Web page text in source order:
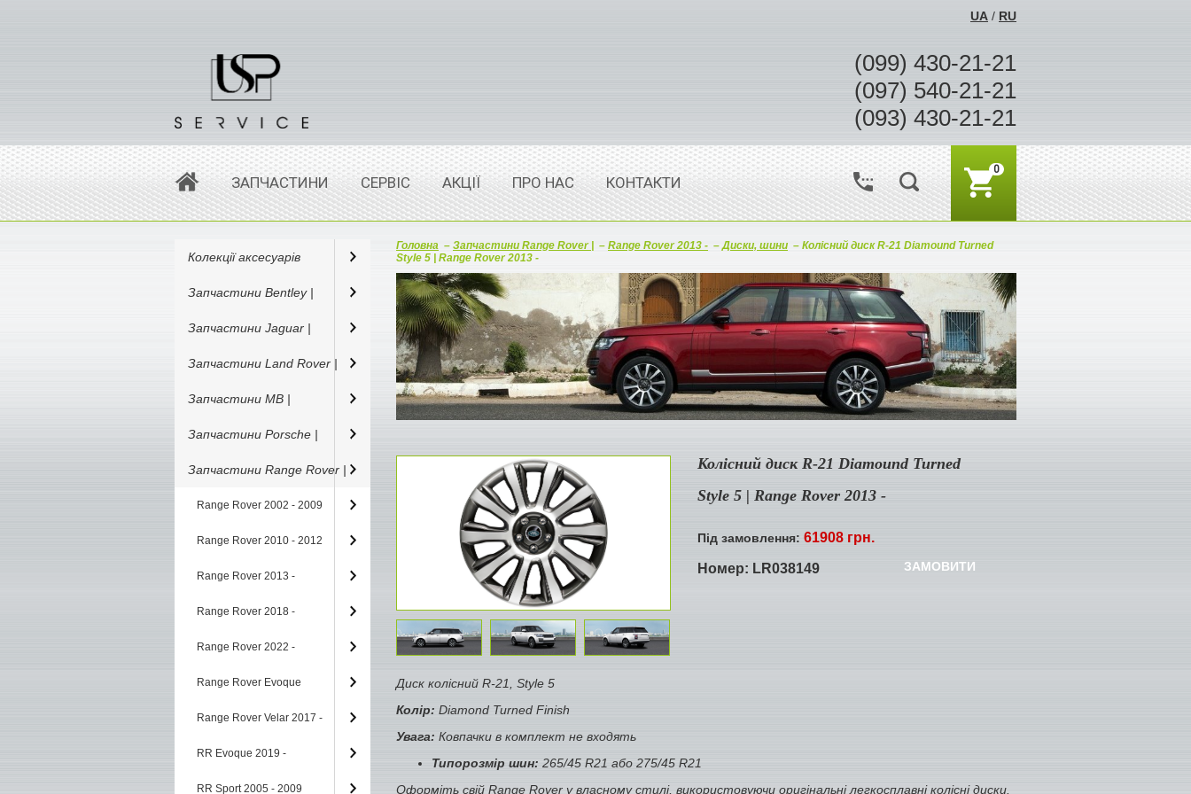
UA / RU
(099) 430-21-21
(097) 540-21-21
(093) 430-21-21
ЗАПЧАСТИНИ СЕРВІС АКЦІЇ ПРО НАС КОНТАКТИ
0
Колекції аксесуарів
Запчастини Bentley |
Запчастини Jaguar |
Запчастини Land Rover |
Запчастини MB |
Запчастини Porsche |
Запчастини Range Rover |
Range Rover 2002 - 2009
Range Rover 2010 - 2012
Range Rover 2013 -
Range Rover 2018 -
Range Rover 2022 -
Range Rover Evoque
Range Rover Velar 2017 -
RR Evoque 2019 -
RR Sport 2005 - 2009
Головна – Запчастини Range Rover | – Range Rover 2013 - –Диски, шини – Колісний диск R-21 Diamound Turned
Style 5 | Range Rover 2013 -
Колісний диск R-21 Diamound Turned
Style 5 | Range Rover 2013 -
Під замовлення: 61908 грн.
ЗАМОВИТИ
Номер: LR038149
Диск колісний R-21, Style 5
Колір: Diamond Turned Finish
Увага: Ковпачки в комплект не входять
Типорозмір шин: 265/45 R21 або 275/45 R21
Оформіть свій Range Rover у власному стилі, використовуючи оригінальні легкосплавні колісні диски.